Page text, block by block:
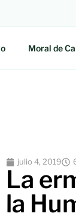
Moral de
julio 4, 2019
La
la